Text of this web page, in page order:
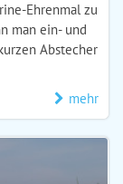
Ehrenmal zu
man ein- und
Abstecher
mehr